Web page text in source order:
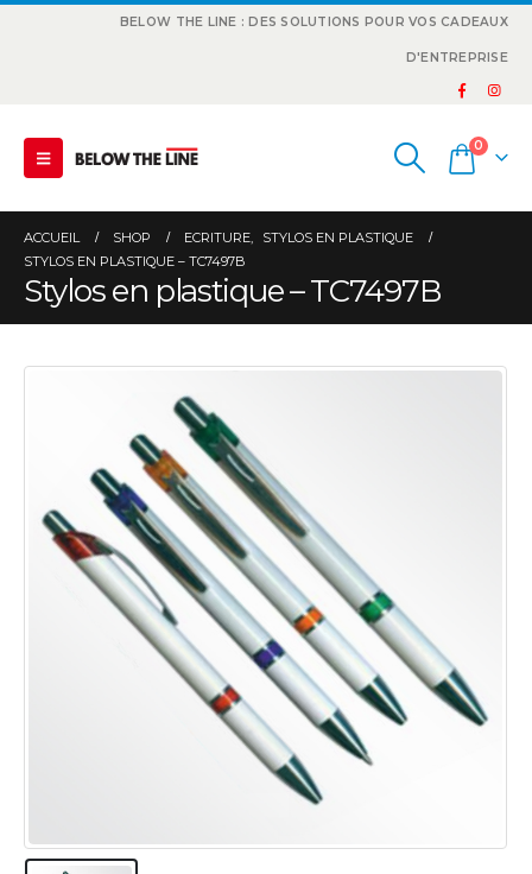
BELOW THE LINE : DES SOLUTIONS POUR VOS CADEAUX
D'ENTREPRISE
0
ACCUEIL SHOP ECRITURE,
STYLOS EN PLASTIQUE
STYLOS EN PLASTIQUE – TC7497B
Stylos en plastique – TC7497B